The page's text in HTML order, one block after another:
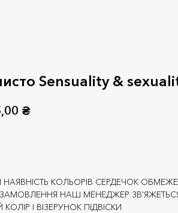
Sensuality &
₴
НАЯВНІСТЬ КОЛЬОРІВ СЕРДЕЧОК
ЗАМОВЛЕННЯ НАШ МЕНЕДЖЕР
КОЛІР І ВІЗЕРУНОК ПІДВІСКИ